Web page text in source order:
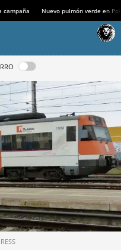
campaña Nuevo pulmón verde en